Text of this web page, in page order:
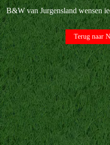
B&W van Jurgensland wensen
Terug naar